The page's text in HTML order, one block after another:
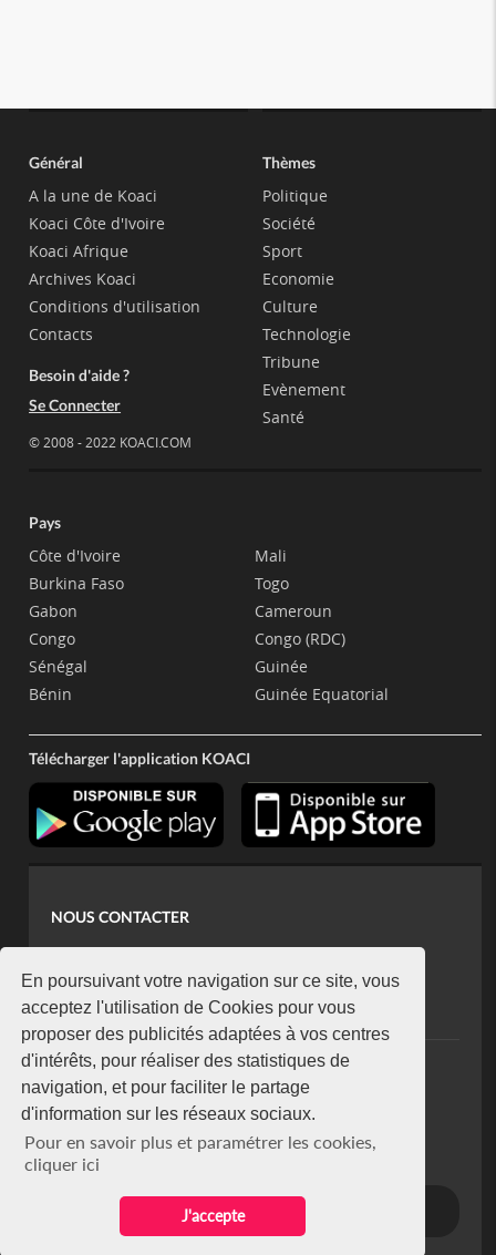
En poursuivant votre navigation sur ce site, vous
acceptez l'utilisation de Cookies pour vous
proposer des publicités adaptées à vos centres
d'intérêts, pour réaliser des statistiques de
navigation, et pour faciliter le partage
d'information sur les réseaux sociaux.
Pour en savoir plus et paramétrer les cookies,
cliquer ici
J'accepte
Général
A la une de Koaci
Koaci Côte d'Ivoire
Koaci Afrique
Archives Koaci
Conditions d'utilisation
Contacts
Besoin d'aide ?
Se Connecter
© 2008 - 2022 KOACI.COM
Thèmes
Politique
Société
Sport
Economie
Culture
Technologie
Tribune
Evènement
Santé
Pays
Côte d'Ivoire
Burkina Faso
Gabon
Congo
Sénégal
Bénin
Mali
Togo
Cameroun
Congo (RDC)
Guinée
Guinée Equatorial
Télécharger l'application KOACI
NOUS CONTACTER
koaci@yahoo.fr
+225 07 08 85 52 93
NEWSLETTER
Restez connecté via notre newsletter
S'abonner
Se désabonner